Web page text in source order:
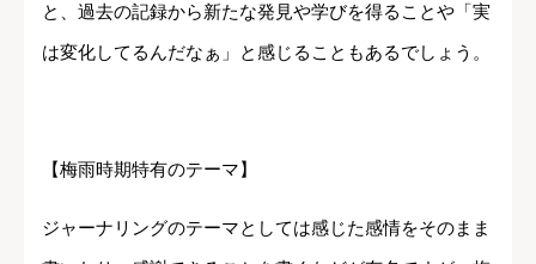
と、過去の記録から新たな発見や学びを得ることや「実
は変化してるんだなぁ」と感じることもあるでしょう。
【梅雨時期特有のテーマ】
ジャーナリングのテーマとしては感じた感情をそのまま